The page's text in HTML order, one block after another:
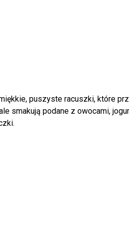
puszyste racuszki, które
smakują podane z owocami,